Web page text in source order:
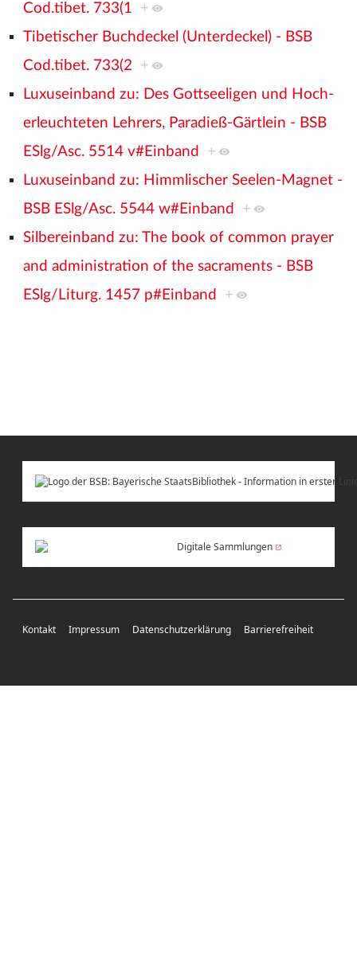
Cod.tibet. 733(1
+
Tibetischer Buchdeckel (Unterdeckel) - BSB
Cod.tibet. 733(2
+
Luxuseinband zu: Des Gottseeligen und Hoch-
erleuchteten Lehrers, Paradieß-Gärtlein - BSB
ESlg/Asc. 5514 v#Einband
+
Luxuseinband zu: Himmlischer Seelen-Magnet -
BSB ESlg/Asc. 5544 w#Einband
+
Silbereinband zu: The book of common prayer
and administration of the sacraments - BSB
ESlg/Liturg. 1457 p#Einband
+
Digitale Sammlungen
Kontakt Impressum Datenschutzerklärung Barrierefreiheit